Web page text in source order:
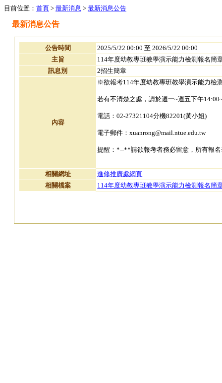
目前位置： 首頁 > 最新消息 > 最新消息公告
最新消息公告
公告時間
2025/5/22 00:00 至 2026/5/22 00:00
主旨
114年度幼教專班教學演示能力檢測報名簡
訊息別
2招生簡章
內容
※欲報考114年度幼教專班教學演示能力檢
若有不清楚之處，請於週一~週五下午
電話：02-27321104分機82201(黃小姐)
電子郵件：xuanrong@mail.ntue.edu.tw
提醒：*--**請欲報考者務必留意，所有報
相關網址
進修推廣處網頁
相關檔案
114年度幼教專班教學演示能力檢測報名簡